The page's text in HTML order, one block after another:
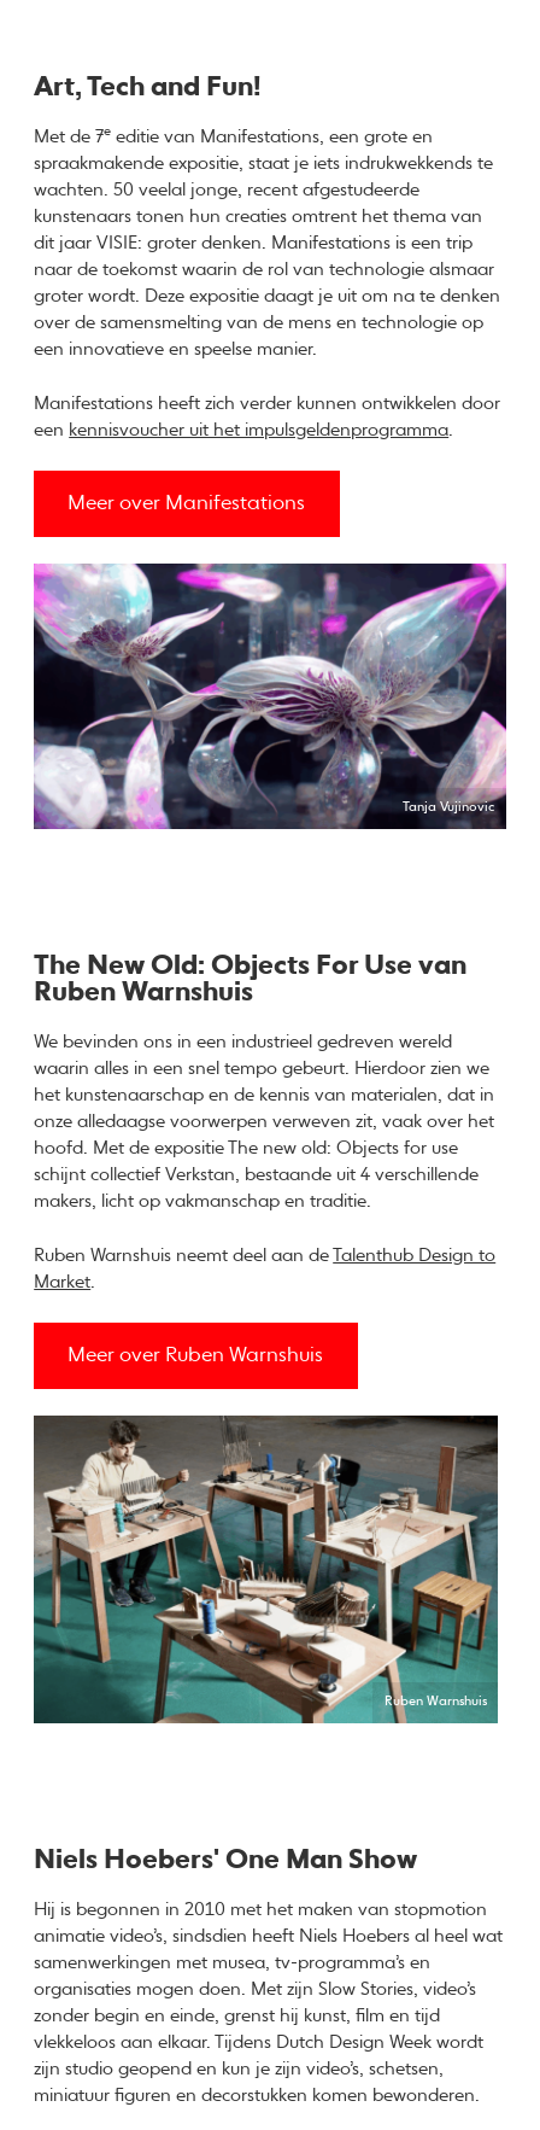
Art, Tech and Fun!
Met de 7e editie van Manifestations, een grote en
spraakmakende expositie, staat je iets indrukwekkends te
wachten. 50 veelal jonge, recent afgestudeerde
kunstenaars tonen hun creaties omtrent het thema van
dit jaar VISIE: groter denken. Manifestations is een trip
naar de toekomst waarin de rol van technologie alsmaar
groter wordt. Deze expositie daagt je uit om na te denken
over de samensmelting van de mens en technologie op
een innovatieve en speelse manier.
Manifestations heeft zich verder kunnen ontwikkelen door
een kennisvoucher uit het impulsgeldenprogramma
Meer over Manifestations
Tanja Vujinovic
The New Old: Objects For Use van
Ruben Warnshuis
We bevinden ons in een industrieel gedreven wereld
waarin alles in een snel tempo gebeurt. Hierdoor zien we
het kunstenaarschap en de kennis van materialen, dat in
onze alledaagse voorwerpen verweven zit, vaak over het
hoofd. Met de expositie The new old: Objects for use
schijnt collectief Verkstan, bestaande uit 4 verschillende
makers, licht op vakmanschap en traditie.
Ruben Warnshuis neemt deel aan deTalenthub Design to
Market
Meer over Ruben Warnshuis
Ruben Warnshuis
Niels Hoebers' One Man Show
Hij is begonnen in 2010 met het maken van stopmotion
animatie video’s, sindsdien heeft Niels Hoebers al heel wat
samenwerkingen met musea, tv-programma’s en
organisaties mogen doen. Met zijn Slow Stories, video’s
zonder begin en einde, grenst hij kunst, film en tijd
vlekkeloos aan elkaar. Tijdens Dutch Design Week wordt
zijn studio geopend en kun je zijn video’s, schetsen,
miniatuur figuren en decorstukken komen bewonderen.